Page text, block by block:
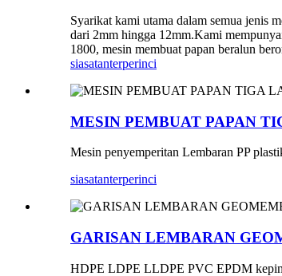
Syarikat kami utama dalam semua jenis
dari 2mm hingga 12mm.Kami
1800, mesin membuat papan beralun
siasatanterperinci
MESIN PEMBUAT PAPAN
Mesin penyemperitan Lembaran PP
siasatanterperinci
GARISAN LEMBARAN
HDPE LDPE LLDPE PVC EPDM